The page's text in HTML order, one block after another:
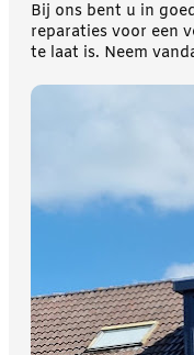
Bij ons bent u in
reparaties voor een
te laat is. Neem